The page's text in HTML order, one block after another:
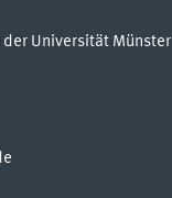
Universität Münster